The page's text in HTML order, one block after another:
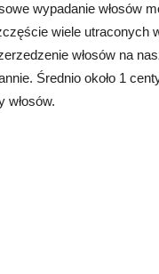
wypadanie włosów
wiele utraconych
włosów na
Średnio około 1
włosów.